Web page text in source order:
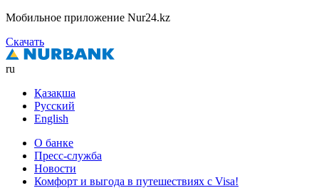
Мобильное приложение Nur24.kz
Скачать
ru
Қазақша
Русский
English
О банке
Пресс-служба
Новости
Комфорт и выгода в путешествиях c Visa!